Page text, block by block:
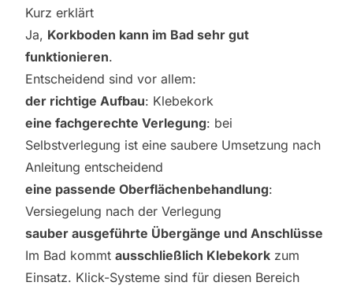
Kurz erklärt
Ja, Korkboden kann im Bad sehr gut
funktionieren.
Entscheidend sind vor allem:
der richtige Aufbau: Klebekork
eine fachgerechte Verlegung: bei
Selbstverlegung ist eine saubere Umsetzung nach
Anleitung entscheidend
eine passende Oberflächenbehandlung:
Versiegelung nach der Verlegung
sauber ausgeführte Übergänge und Anschlüsse
Im Bad kommt ausschließlich Klebekork zum
Einsatz. Klick-Systeme sind für diesen Bereich